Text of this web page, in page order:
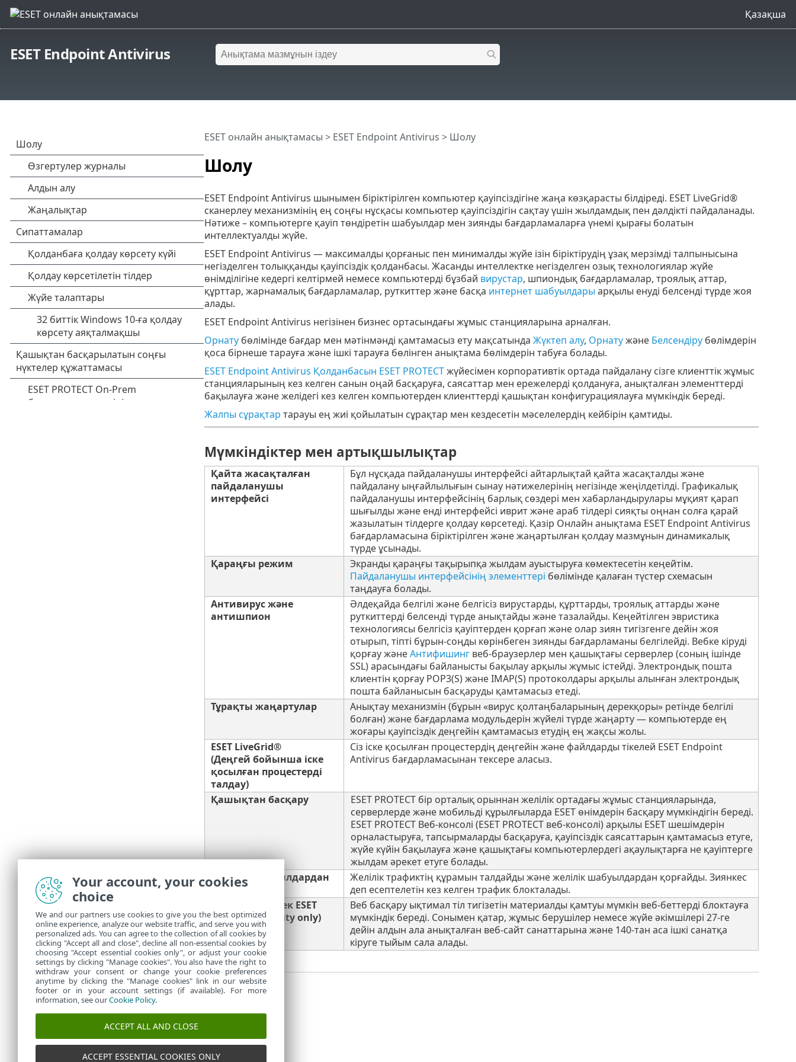
Қазақша
ESET Endpoint Antivirus
Шолу
ESET онлайн анықтамасы > ESET Endpoint Antivirus > Шолу
ESET Endpoint Antivirus шынымен біріктірілген компьютер қауіпсіздігіне жаңа көзқарасты білдіреді. ESET LiveGrid®
сканерлеу механизмінің ең соңғы нұсқасы компьютер қауіпсіздігін сақтау үшін жылдамдық пен дәлдікті пайдаланады.
Нәтиже – компьютерге қауіп төндіретін шабуылдар мен зиянды бағдарламаларға үнемі қырағы болатын
интеллектуалды жүйе.
ESET Endpoint Antivirus — максималды қорғаныс пен минималды жүйе ізін біріктірудің ұзақ мерзімді талпынысына
негізделген толыққанды қауіпсіздік қолданбасы. Жасанды интеллектке негізделген озық технологиялар жүйе
өнімділігіне кедергі келтірмей немесе компьютерді бұзбай вирустар, шпиондық бағдарламалар, троялық аттар,
құрттар, жарнамалық бағдарламалар, руткиттер және басқа интернет шабуылдары арқылы енуді белсенді түрде жоя
алады.
ESET Endpoint Antivirus негізінен бизнес ортасындағы жұмыс станцияларына арналған.
Орнатубөлімінде бағдар мен мәтінмәнді қамтамасыз ету мақсатында Жүктеп алу, Орнатужәне Белсендірубөлімдерін
қоса бірнеше тарауға және ішкі тарауға бөлінген анықтама бөлімдерін табуға болады.
ESET Endpoint Antivirus Қолданбасын ESET PROTECTжүйесімен корпоративтік ортада пайдалану сізге клиенттік жұмыс
станцияларының кез келген санын оңай басқаруға, саясаттар мен ережелерді қолдануға, анықталған элементтерді
бақылауға және желідегі кез келген компьютерден клиенттерді қашықтан конфигурациялауға мүмкіндік береді.
Жалпы сұрақтар тарауы ең жиі қойылатын сұрақтар мен кездесетін мәселелердің кейбірін қамтиды.
Мүмкіндіктер мен артықшылықтар
Қайта жасақталған
пайдаланушы
интерфейсі
Бұл нұсқада пайдаланушы интерфейсі айтарлықтай қайта жасақталды және
пайдалану ыңғайлылығын сынау нәтижелерінің негізінде жеңілдетілді. Графикалық
пайдаланушы интерфейсінің барлық сөздері мен хабарландырулары мұқият қарап
шығылды және енді интерфейсі иврит және араб тілдері сияқты оңнан солға қарай
жазылатын тілдерге қолдау көрсетеді. Қазір Онлайн анықтама ESET Endpoint Antivirus
бағдарламасына біріктірілген және жаңартылған қолдау мазмұнын динамикалық
түрде ұсынады.
Қараңғы режим
Экранды қараңғы тақырыпқа жылдам ауыстыруға көмектесетін кеңейтім.
Пайдаланушы интерфейсінің элементтері бөлімінде қалаған түстер схемасын
таңдауға болады.
Антивирус және
антишпион
Әлдеқайда белгілі және белгісіз вирустарды, құрттарды, троялық аттарды және
руткиттерді белсенді түрде анықтайды және тазалайды. Кеңейтілген эвристика
технологиясы белгісіз қауіптерден қорғап және олар зиян тигізгенге дейін жоя
отырып, тіпті бұрын-соңды көрінбеген зиянды бағдарламаны белгілейді. Вебке кіруді
қорғау жәнеАнтифишингвеб-браузерлер мен қашықтағы серверлер (соның ішінде
SSL) арасындағы байланысты бақылау арқылы жұмыс істейді. Электрондық пошта
клиентін қорғау POP3(S) және IMAP(S) протоколдары арқылы алынған электрондық
пошта байланысын басқаруды қамтамасыз етеді.
Тұрақты жаңартулар
Анықтау механизмін (бұрын «вирус қолтаңбаларының дерекқоры» ретінде белгілі
болған) және бағдарлама модульдерін жүйелі түрде жаңарту — компьютерде ең
жоғары қауіпсіздік деңгейін қамтамасыз етудің ең жақсы жолы.
ESET LiveGrid®
(Деңгей бойынша іске
қосылған процестерді
талдау)
Сіз іске қосылған процестердің деңгейін және файлдарды тікелей ESET Endpoint
Antivirus бағдарламасынан тексере аласыз.
Қашықтан басқару
ESET PROTECT бір орталық орыннан желілік ортадағы жұмыс станцияларында,
серверлерде және мобильді құрылғыларда ESET өнімдерін басқару мүмкіндігін береді.
ESET PROTECT Веб-консолі (ESET PROTECT веб-консолі) арқылы ESET шешімдерін
орналастыруға, тапсырмаларды басқаруға, қауіпсіздік саясаттарын қамтамасыз етуге,
жүйе күйін бақылауға және қашықтағы компьютерлердегі ақаулықтарға не қауіптерге
жылдам әрекет етуге болады.
Желілік шабуылдардан
қорғау
Желілік трафиктің құрамын талдайды және желілік шабуылдардан қорғайды. Зиянкес
деп есептелетін кез келген трафик блокталады.
Веб басқару (тек ESET
Endpoint Security only)
Веб басқару ықтимал тіл тигізетін материалды қамтуы мүмкін веб-беттерді блоктауға
мүмкіндік береді. Сонымен қатар, жұмыс берушілер немесе жүйе әкімшілері 27-ге
дейін алдын ала анықталған веб-сайт санаттарына және 140-тан аса ішкі санатқа
кіруге тыйым сала алады.
Your account, your cookies
choice
We and our partners use cookies to give you the best optimized
online experience, analyze our website traffic, and serve you with
personalized ads. You can agree to the collection of all cookies by
clicking "Accept all and close", decline all non-essential cookies by
choosing "Accept essential cookies only", or adjust your cookie
settings by clicking "Manage cookies". You also have the right to
withdraw your consent or change your cookie preferences
anytime by clicking the "Manage cookies" link in our website
footer or in your account settings (if available). For more
information, see ourCookie Policy.
ACCEPT ALL AND CLOSE
ACCEPT ESSENTIAL COOKIES ONLY